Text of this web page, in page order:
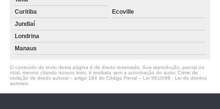
Curitiba
Ecoville
Jundiaí
Londrina
Manaus
O conteúdo do texto desta página é de direito reservado. Sua reprodução, parcial ou
total, mesmo citando nossos links, é proibida sem a autorização do autor. Crime de
violação de direito autoral – artigo 184 do Código Penal – Lei 9610/98 - Lei de direitos
autorais